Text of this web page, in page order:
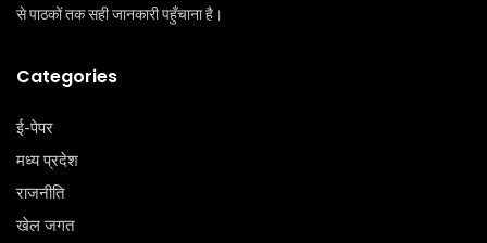
से पाठकों तक सही जानकारी पहुँचाना है।
Categories
ई-पेपर
मध्य प्रदेश
राजनीति
खेल जगत